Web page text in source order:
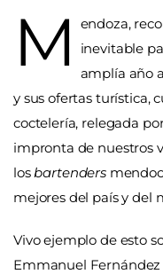
M
endoza,
inevitable
amplía año
y sus ofertas turística,
coctelería, relegada
impronta de nuestros
losbartenders
mejores del país y del
Vivo ejemplo de esto
Emmanuel Fernández